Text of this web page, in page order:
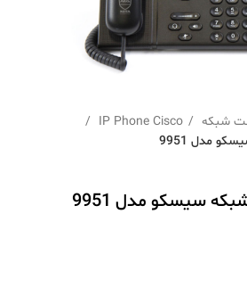
کلیک کنید
شبکه
IP Phone Cisco
مدل 9951
سیسکو مدل 9951